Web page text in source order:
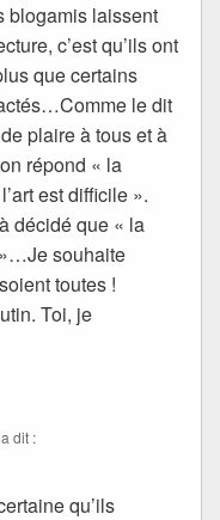
blogamis laissent
c’est qu’ils ont
que certains
le dit
plaire à tous et à
répond « la
est difficile ».
décidé que « la
souhaite
toutes !
Toi, je
a dit :
qu’ils